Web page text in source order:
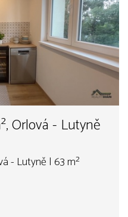
Orlová - Lutyně
- Lutyně | 63 m²